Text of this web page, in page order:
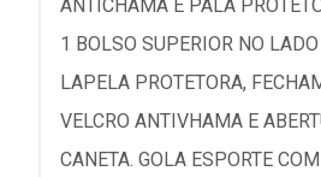
ANTICHAMA E PALA
1 BOLSO SUPERIOR NO
LAPELA PROTETORA,
VELCRO ANTIVHAMA E
CANETA. GOLA ESPORTE